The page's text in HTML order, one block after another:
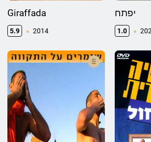
Giraffada
5.9 2014
יפתח
1.0